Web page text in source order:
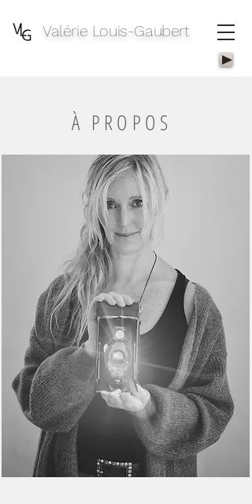
Valérie Louis-Gaubert
À PROPOS